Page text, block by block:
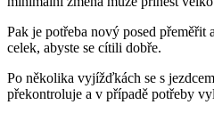
Pak je potřeba nový posed přeměřit
celek, abyste se cítili dobře.
Po několika vyjížďkách se s
překontroluje a v případě potřeby